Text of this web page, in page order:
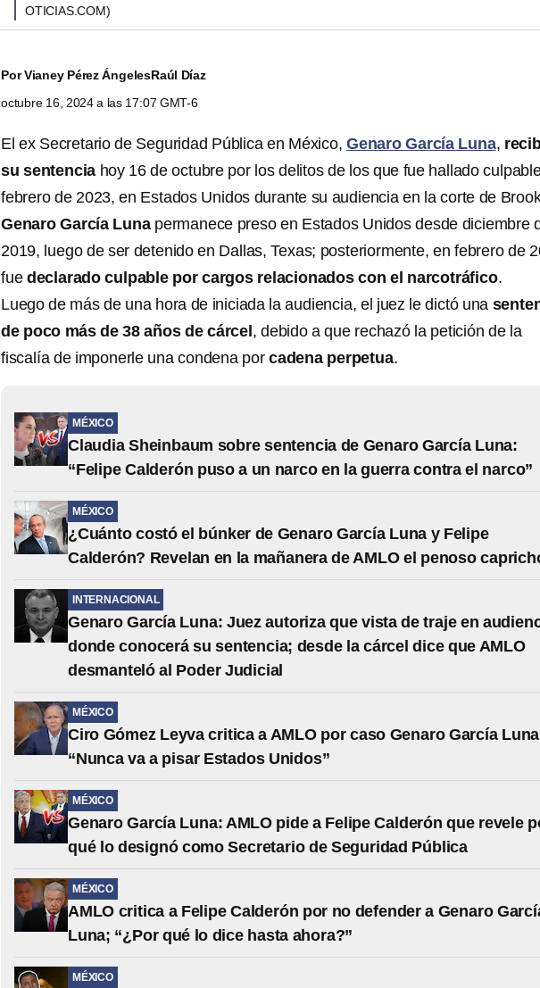
OTICIAS.COM)
PorVianey Pérez ÁngelesRaúl Díaz
octubre 16, 2024 a las 17:07 GMT-6
El ex Secretario de Seguridad Pública en México, Genaro García Luna,
su sentencia hoy 16 de octubre por los delitos de los que fue hallado
febrero de 2023, en Estados Unidos durante su audiencia en la corte de
Genaro García Lunapermanece preso en Estados Unidos desde diciembre
2019, luego de ser detenido en Dallas, Texas; posteriormente, en febrero de
fue declarado culpable por cargos relacionados con el narcotráfico.
Luego de más de una hora de iniciada la audiencia, el juez le dictó una
de poco más de 38 años de cárcel , debido a que rechazó la petición de la
fiscalía de imponerle una condena por cadena perpetua.
MÉXICO
Claudia Sheinbaum sobre sentencia de Genaro García Luna:
“Felipe Calderón puso a un narco en la guerra contra el narco”
MÉXICO
¿Cuánto costó el búnker de Genaro García Luna y Felipe
Calderón? Revelan en la mañanera de AMLO el penoso
INTERNACIONAL
Genaro García Luna: Juez autoriza que vista de traje en
donde conocerá su sentencia; desde la cárcel dice que AMLO
desmanteló al Poder Judicial
MÉXICO
Ciro Gómez Leyva critica a AMLO por caso Genaro García
“Nunca va a pisar Estados Unidos”
MÉXICO
Genaro García Luna: AMLO pide a Felipe Calderón que revele
qué lo designó como Secretario de Seguridad Pública
MÉXICO
AMLO critica a Felipe Calderón por no defender a Genaro
Luna; “¿Por qué lo dice hasta ahora?”
MÉXICO